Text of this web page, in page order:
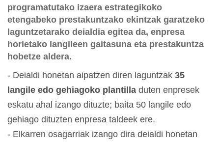
programatutako izaera estrategikoko
etengabeko prestakuntzako ekintzak garatzeko
laguntzetarako deialdia egitea da, enpresa
horietako langileen gaitasuna eta prestakuntza
hobetze aldera.
- Deialdi honetan aipatzen diren laguntzak 35
langile edo gehiagoko plantilla duten enpresek
eskatu ahal izango dituzte; baita 50 langile edo
gehiago dituzten enpresa taldeek ere.
- Elkarren osagarriak izango dira deialdi honetan